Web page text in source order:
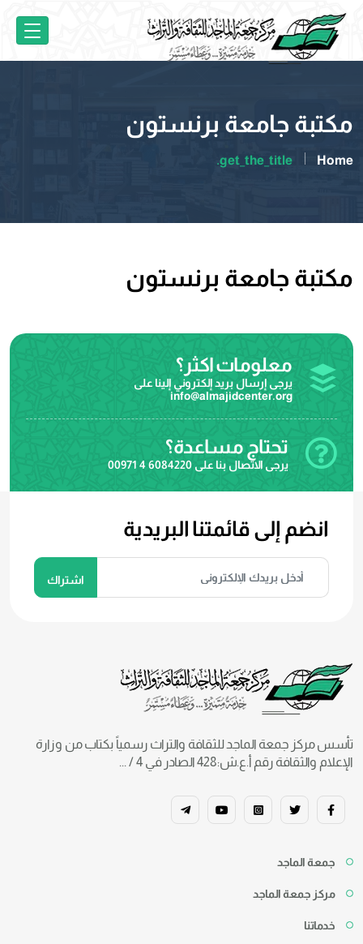
مكتبة جامعة برنستون
Home
get_the_title.
مكتبة جامعة برنستون
معلومات اكثر؟
يرجى إرسال بريد إلكتروني إلينا على
info@almajidcenter.org
تحتاج مساعدة؟
يرجى الاتصال بنا على 00971 4 6084220
انضم إلى قائمتنا البريدية
تأسس مركز جمعة الماجد للثقافة والتراث رسمياً بكتاب من وزارة
الإعلام والثقافة رقم أ.ع.ش:428 الصادر في 4 / ...
جمعة الماجد
مركز جمعة الماجد
خدماتنا